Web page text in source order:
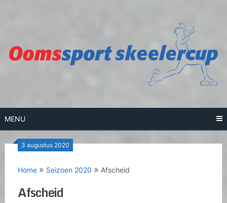
MENU
3 augustus 2020
Home Seizoen 2020 Afscheid
Afscheid